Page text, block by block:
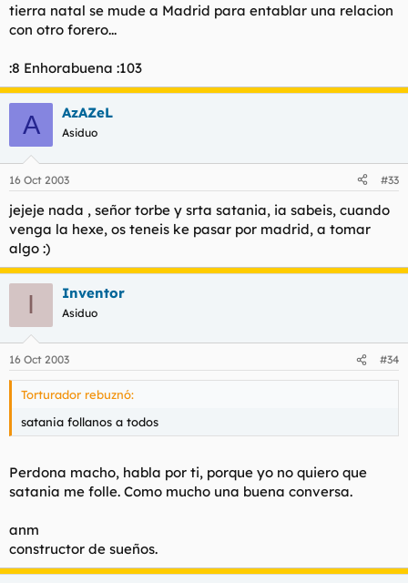
tierra natal se mude a Madrid para entablar una relacion
con otro forero...
:8 Enhorabuena :103
A AzAZeL
Asiduo
16 Oct 2003 #33
jejeje nada , señor torbe y srta satania, ia sabeis, cuando
venga la hexe, os teneis ke pasar por madrid, a tomar
algo :)
I Inventor
Asiduo
16 Oct 2003 #34
Torturador rebuznó:
satania follanos a todos
Perdona macho, habla por ti, porque yo no quiero que
satania me folle. Como mucho una buena conversa.
anm
constructor de sueños.